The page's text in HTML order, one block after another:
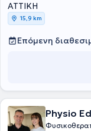
ΑΤΤΙΚΗ
15,9 km
Επόμενη
Physio